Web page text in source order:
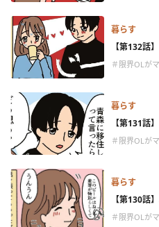
暮らす
【第132話
＃限界OLが
暮らす
【第131話
＃限界OLが
暮らす
【第130話
＃限界OLが